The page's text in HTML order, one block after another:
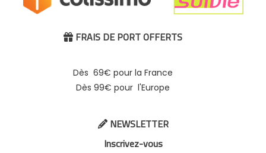
 FRAIS DE PORT OFFERTS
Dès 69€ pour la France
Dès 99€ pour l'Europe
NEWSLETTER
Inscrivez-vous